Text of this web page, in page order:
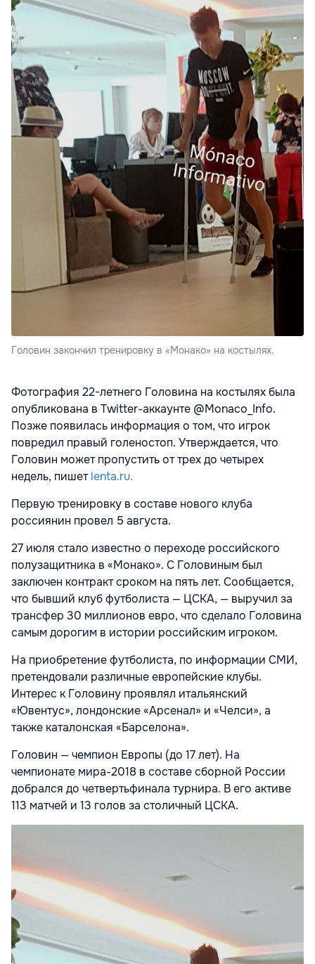
Головин закончил тренировку в «Монако» на костылях.
Фотография 22-летнего Головина на костылях была
опубликована в Twitter-аккаунте @Monaco_Info.
Позже появилась информация о том, что игрок
повредил правый голеностоп. Утверждается, что
Головин может пропустить от трех до четырех
недель, пишетlenta.ru.
Первую тренировку в составе нового клуба
россиянин провел 5 августа.
27 июля стало известно о переходе российского
полузащитника в «Монако». С Головиным был
заключен контракт сроком на пять лет. Сообщается,
что бывший клуб футболиста — ЦСКА, — выручил за
трансфер 30 миллионов евро, что сделало Головина
самым дорогим в истории российским игроком.
На приобретение футболиста, по информации СМИ,
претендовали различные европейские клубы.
Интерес к Головину проявлял итальянский
«Ювентус», лондонские «Арсенал» и «Челси», а
также каталонская «Барселона».
Головин — чемпион Европы (до 17 лет). На
чемпионате мира-2018 в составе сборной России
добрался до четвертьфинала турнира. В его активе
113 матчей и 13 голов за столичный ЦСКА.